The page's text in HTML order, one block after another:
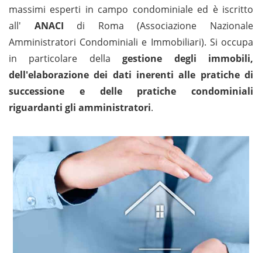
massimi esperti in campo condominiale ed è iscritto
all' ANACI di Roma (Associazione Nazionale
Amministratori Condominiali e Immobiliari). Si occupa
in particolare dellagestione degli immobili,
dell'elaborazione dei dati inerenti alle pratiche di
successione e delle pratiche condominiali
riguardanti gli amministratori.